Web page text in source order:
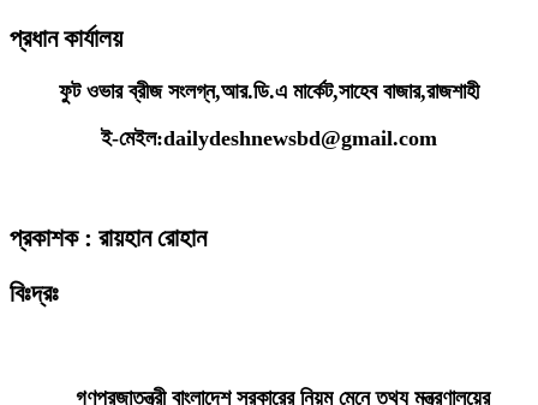
প্রধান কার্যালয়
ফুট ওভার ব্রীজ সংলগ্ন,আর.ডি.এ মার্কেট,সাহেব বাজার,রাজশাহী
ই-মেইল:dailydeshnewsbd@gmail.com
প্রকাশক : রায়হান রোহান
বিঃদ্রঃ
গণপ্রজাতন্ত্রী বাংলাদেশ সরকারের নিয়ম মেনে তথ্য মন্ত্রণালয়ের